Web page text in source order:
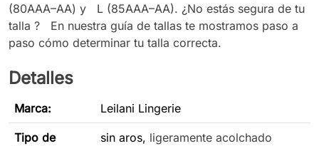
(80AAA–AA) y L (85AAA–AA). ¿No estás segura de tu
talla ? En nuestra guía de tallas te mostramos paso a
paso cómo determinar tu talla correcta.
Detalles
Marca: Leilani Lingerie
Tipo de
sin aros, ligeramente acolchado